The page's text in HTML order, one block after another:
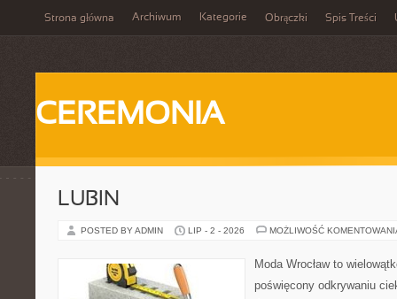
Strona główna Archiwum Kategorie Obrączki Spis Treści
CEREMONIA
LUBIN
POSTED BY ADMIN LIP - 2 - 2026 MOŻLIWOŚĆ
Moda Wrocław to
poświęcony odkrywaniu